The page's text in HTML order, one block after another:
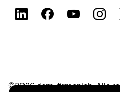
©2026 dsm-firmenich. Alle